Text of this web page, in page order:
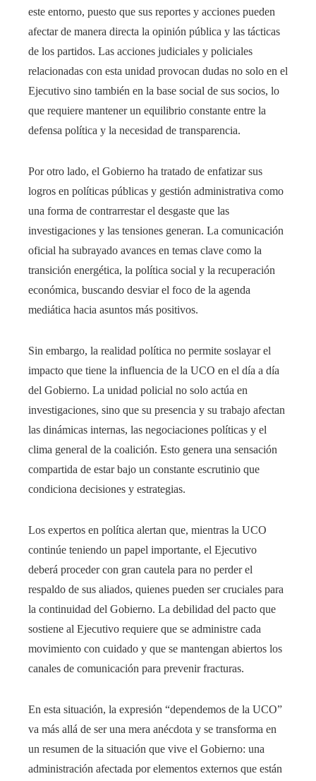
este entorno, puesto que sus reportes y acciones pueden
afectar de manera directa la opinión pública y las tácticas
de los partidos. Las acciones judiciales y policiales
relacionadas con esta unidad provocan dudas no solo en el
Ejecutivo sino también en la base social de sus socios, lo
que requiere mantener un equilibrio constante entre la
defensa política y la necesidad de transparencia.
Por otro lado, el Gobierno ha tratado de enfatizar sus
logros en políticas públicas y gestión administrativa como
una forma de contrarrestar el desgaste que las
investigaciones y las tensiones generan. La comunicación
oficial ha subrayado avances en temas clave como la
transición energética, la política social y la recuperación
económica, buscando desviar el foco de la agenda
mediática hacia asuntos más positivos.
Sin embargo, la realidad política no permite soslayar el
impacto que tiene la influencia de la UCO en el día a día
del Gobierno. La unidad policial no solo actúa en
investigaciones, sino que su presencia y su trabajo afectan
las dinámicas internas, las negociaciones políticas y el
clima general de la coalición. Esto genera una sensación
compartida de estar bajo un constante escrutinio que
condiciona decisiones y estrategias.
Los expertos en política alertan que, mientras la UCO
continúe teniendo un papel importante, el Ejecutivo
deberá proceder con gran cautela para no perder el
respaldo de sus aliados, quienes pueden ser cruciales para
la continuidad del Gobierno. La debilidad del pacto que
sostiene al Ejecutivo requiere que se administre cada
movimiento con cuidado y que se mantengan abiertos los
canales de comunicación para prevenir fracturas.
En esta situación, la expresión “dependemos de la UCO”
va más allá de ser una mera anécdota y se transforma en
un resumen de la situación que vive el Gobierno: una
administración afectada por elementos externos que están